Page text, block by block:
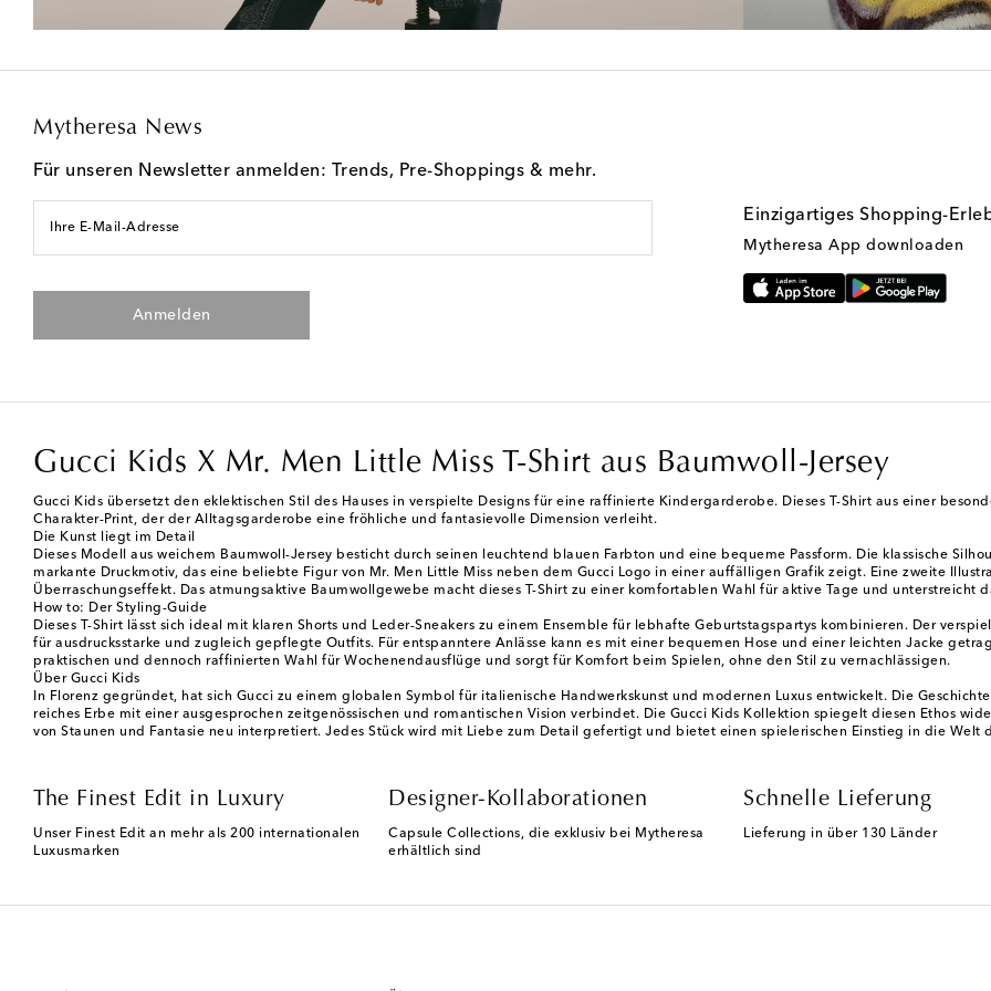
Mytheresa News
Für unseren Newsletter anmelden: Trends, Pre-Shoppings & mehr.
Ihre E-Mail-Adresse
Anmelden
Einzigartiges Shopping-
Mytheresa App downloaden
Gucci Kids X Mr. Men Little Miss T-Shirt aus Baumwoll-Jersey
Gucci Kids übersetzt den eklektischen Stil des Hauses in verspielte Designs für eine raffinierte Kindergarderobe. Dieses T-Shirt aus einer
Charakter-Print, der der Alltagsgarderobe eine fröhliche und fantasievolle Dimension verleiht.
Die Kunst liegt im Detail
Dieses Modell aus weichem Baumwoll-Jersey besticht durch seinen leuchtend blauen Farbton und eine bequeme Passform. Die klassische
markante Druckmotiv, das eine beliebte Figur von Mr. Men Little Miss neben dem Gucci Logo in einer auffälligen Grafik zeigt. Eine zweite
Überraschungseffekt. Das atmungsaktive Baumwollgewebe macht dieses T-Shirt zu einer komfortablen Wahl für aktive Tage und unterstreicht
How to: Der Styling-Guide
Dieses T-Shirt lässt sich ideal mit klaren Shorts und Leder-Sneakers zu einem Ensemble für lebhafte Geburtstagspartys kombinieren. Der
für ausdrucksstarke und zugleich gepflegte Outfits. Für entspanntere Anlässe kann es mit einer bequemen Hose und einer leichten Jacke
praktischen und dennoch raffinierten Wahl für Wochenendausflüge und sorgt für Komfort beim Spielen, ohne den Stil zu vernachlässigen.
Über Gucci Kids
In Florenz gegründet, hat sich Gucci zu einem globalen Symbol für italienische Handwerkskunst und modernen Luxus entwickelt. Die
reiches Erbe mit einer ausgesprochen zeitgenössischen und romantischen Vision verbindet. Die Gucci Kids Kollektion spiegelt diesen Ethos
von Staunen und Fantasie neu interpretiert. Jedes Stück wird mit Liebe zum Detail gefertigt und bietet einen spielerischen Einstieg in die Welt
The Finest Edit in Luxury
Unser Finest Edit an mehr als 200 internationalen
Luxusmarken
Designer-Kollaborationen
Capsule Collections, die exklusiv bei Mytheresa
erhältlich sind
Schnelle Lieferung
Lieferung in über 130 Länder